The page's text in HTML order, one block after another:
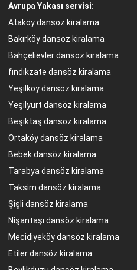
Avrupa Yakası servisi:
Ataköy dansoz kiralama
Bakırköy dansoz kiralama
Bahçelievler dansoz kiralama
fındıkzate dansöz kiralama
Yeşilköy dansöz kiralama
Yeşilyurt dansöz kiralama
Beşiktaş dansöz kiralama
Ortaköy dansöz kiralama
Bebek dansöz kiralama
Tarabya dansöz kiralama
Taksim dansöz kiralama
Şişli dansöz kiralama
Nişantaşı dansöz kiralama
Mecidiyeköy dansöz kiralama
Etiler dansöz kiralama